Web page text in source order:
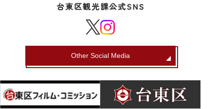
台東区観光課公式SNS
Other Social Media